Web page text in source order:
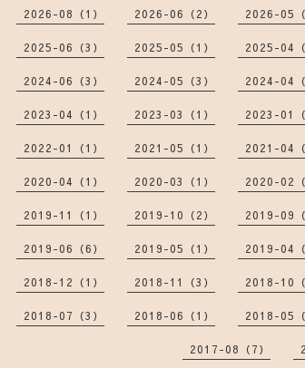
2026-08（1） 2026-06（2） 2026-05（
2025-06（3） 2025-05（1） 2025-04（
2024-06（3） 2024-05（3） 2024-04（
2023-04（1） 2023-03（1） 2023-01（
2022-01（1） 2021-05（1） 2021-04（
2020-04（1） 2020-03（1） 2020-02（
2019-11（1） 2019-10（2） 2019-09（
2019-06（6） 2019-05（1） 2019-04（
2018-12（1） 2018-11（3） 2018-10（
2018-07（3） 2018-06（1） 2018-05（
2017-08（7）